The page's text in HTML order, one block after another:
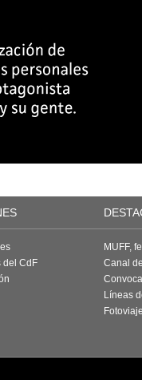
del CdF
MUFF,
Canal
Líneas